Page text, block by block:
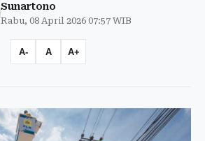
Sunartono
Rabu, 08 April 2026 07:57 WIB
A- A A+